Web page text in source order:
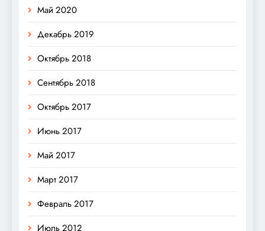
Май 2020
Декабрь 2019
Октябрь 2018
Сентябрь 2018
Октябрь 2017
Июнь 2017
Май 2017
Март 2017
Февраль 2017
Июль 2012